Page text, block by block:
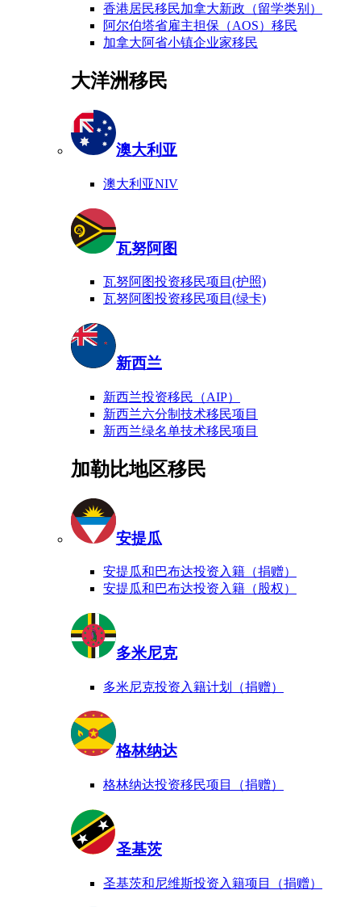
香港居民移民加拿大新政（留学类别）
阿尔伯塔省雇主担保（AOS）移民
加拿大阿省小镇企业家移民
大洋洲移民
澳大利亚
澳大利亚NIV
瓦努阿图
瓦努阿图投资移民项目(护照)
瓦努阿图投资移民项目(绿卡)
新西兰
新西兰投资移民（AIP）
新西兰六分制技术移民项目
新西兰绿名单技术移民项目
加勒比地区移民
安提瓜
安提瓜和巴布达投资入籍（捐赠）
安提瓜和巴布达投资入籍（股权）
多米尼克
多米尼克投资入籍计划（捐赠）
格林纳达
格林纳达投资移民项目（捐赠）
圣基茨
圣基茨和尼维斯投资入籍项目（捐赠）